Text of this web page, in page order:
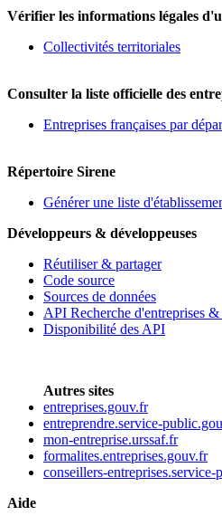
Vérifier les informations légales
Collectivités territoriales
Consulter la liste officielle des
Entreprises françaises par
Répertoire Sirene
Générer une liste
Développeurs & développeuses
Réutiliser & partager
Code source
Sources de données
API Recherche d'entreprises
Disponibilité des API
Autres sites
entreprises.gouv.fr
entreprendre.service-
mon-entreprise.urssaf.fr
formalites.entreprises.gouv.fr
conseillers-
Aide